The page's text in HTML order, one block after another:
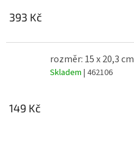
393 Kč
rozměr: 15 x 20,3 cm
Skladem | 462106
149 Kč